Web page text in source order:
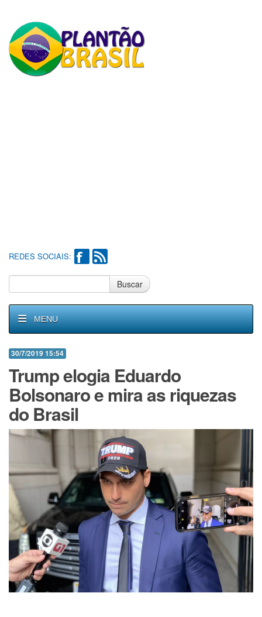
REDES SOCIAIS:
Buscar
MENU
30/7/2019 15:54
Trump elogia Eduardo
Bolsonaro e mira as riquezas
do Brasil